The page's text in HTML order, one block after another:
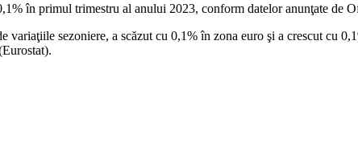
în primul trimestru al anului 2023, conform datelor anunţate de
sezoniere, a scăzut cu 0,1% în zona euro şi a crescut cu